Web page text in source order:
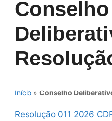
Conselho
Início » Conselho
Resolução 011 2026